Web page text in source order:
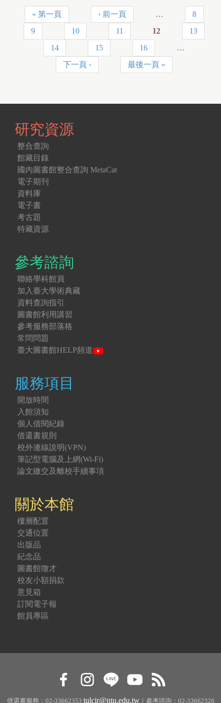
« 第一頁 ‹ 前一頁 …
8
9
10 11 12
13
14
15 16
…
下一頁 ›
最後一頁 »
研究資源
整合查詢
館藏目錄
國內圖書館整合查詢 MetaCat
電子期刊
資料庫
電子書
考古題
特藏資源
參考諮詢
聯絡學科館員
加入臺大學術典藏
資料查詢指引
圖書館利用講習
參考服務部落格
常問問題
臺大圖書館HELP頻道
服務項目
開放時間
入館須知
個人借閱紀錄
借還書規則
校外連線說明(VPN)
筆記型電腦及上網(Wi-Fi)
論文繳交及離校手續事項
關於本館
樓層配置
交通位置
出版品
紀念品
圖書館徵才
校友小額捐款
意見箱
訂閱電子報
館員專區
借還書服務：02-33662353 tulcir@ntu.edu.tw｜參考諮詢：02-33662326